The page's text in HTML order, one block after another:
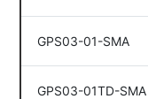
GPS03-01-SMA
GPS03-01TD-SMA